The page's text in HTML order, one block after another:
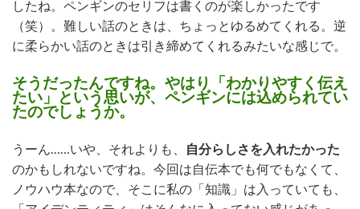
したね。ペンギンのセリフは書くのが楽しかったです
（笑）。難しい話のときは、ちょっとゆるめてくれる。逆
に柔らかい話のときは引き締めてくれるみたいな感じで。
そうだったんですね。やはり「わかりやすく伝え
たい」という思いが、ペンギンには込められてい
たのでしょうか。
うーん……いや、それよりも、
自分らしさを入れたかった
のかもしれないですね。今回は自伝本でも何でもなくて、
ノウハウ本なので、そこに私の「知識」は入っていても、